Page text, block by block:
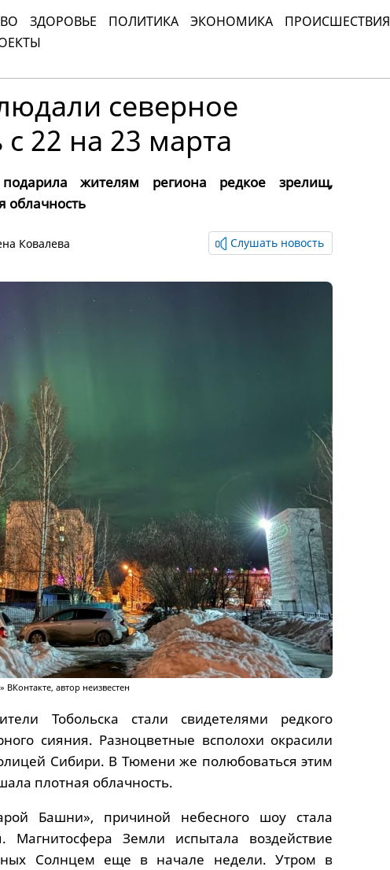
ЗДОРОВЬЕ ПОЛИТИКА ЭКОНОМИКА ПРОИСШЕСТВИЯ
северное
22 на 23 марта
жителям региона редкое зрелищ,
Ковалева Слушать новость
автор неизвестен
Тобольска стали свидетелями редкого
сияния. Разноцветные всполохи окрасили
Сибири. В Тюмени же полюбоваться этим
плотная облачность.
Башни», причиной небесного шоу стала
Магнитосфера Земли испытала воздействие
Солнцем еще в начале недели. Утром в